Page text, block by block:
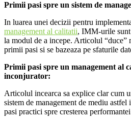
Primii pasi spre un sistem de
In luarea unei decizii pentru
management al calitatii, IMM-urile
la modul de a incepe. Articolul
primii pasi si se bazeaza pe sfaturile
Primii pasi spre un management al
inconjurator:
Articolul incearca sa explice clar cum
sistem de management de mediu astfel
pasi practici spre cresterea